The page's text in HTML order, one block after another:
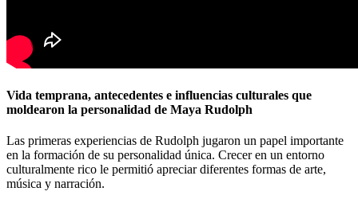
Vida temprana, antecedentes e influencias culturales que
moldearon la personalidad de Maya Rudolph
Las primeras experiencias de Rudolph jugaron un papel importante
en la formación de su personalidad única. Crecer en un entorno
culturalmente rico le permitió apreciar diferentes formas de arte,
música y narración.